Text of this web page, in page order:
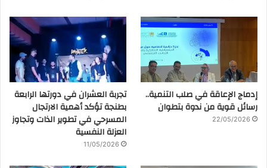
إدماج الإعاقة في صلب التنمية..
رسائل قوية من ندوة بتطوان
22/05/2026
تجربة العشران في دورتها الرابعة
بطنجة تؤكد أهمية الارتجال
المسرحي في تطوير الذات وتجاوز
العزلة النفسية
11/05/2026